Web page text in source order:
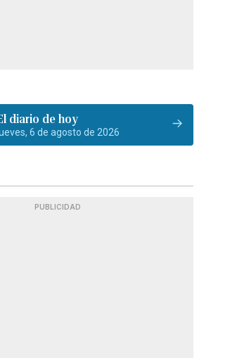
diario de hoy
6 de agosto de 2026
PUBLICIDAD